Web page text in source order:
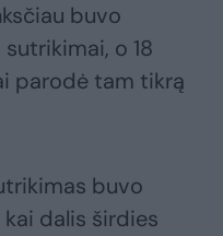
buvo
o 18
parodė tam tikrą
buvo
dalis širdies